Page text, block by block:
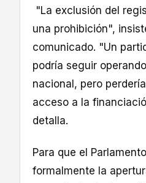
"La exclusión del
una prohibición",
comunicado. "Un
podría seguir
nacional, pero
acceso a la
detalla.
Para que el
formalmente la